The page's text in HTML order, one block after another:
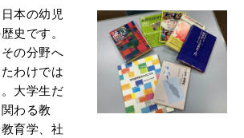
本の幼児
史です。
の分野へ
わけでは
大学生だ
わる教
育学、社